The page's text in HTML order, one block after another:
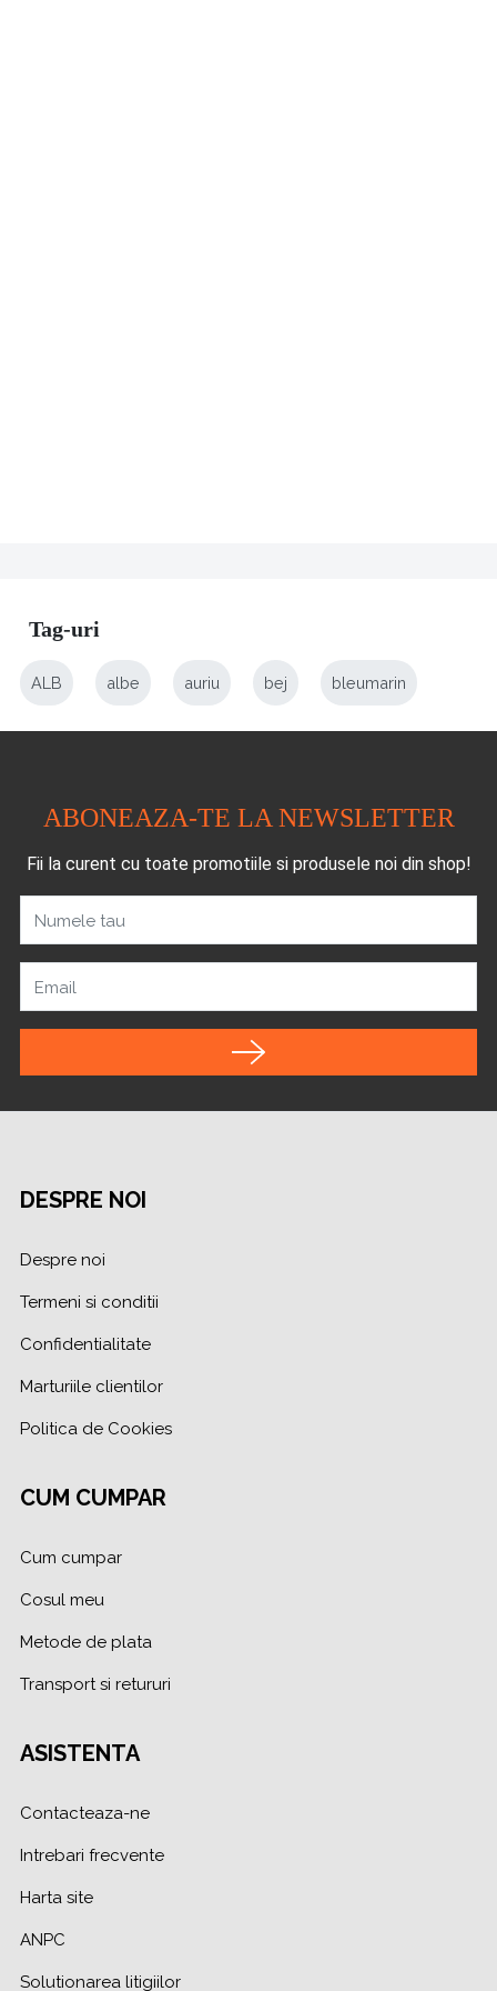
Tag-uri
ALB albe auriu bej bleumarin
ABONEAZA-TE LA NEWSLETTER
Fii la curent cu toate promotiile si produsele noi din shop!
Numele tau
Email
DESPRE NOI
Despre noi
Termeni si conditii
Confidentialitate
Marturiile clientilor
Politica de Cookies
CUM CUMPAR
Cum cumpar
Cosul meu
Metode de plata
Transport si retururi
ASISTENTA
Contacteaza-ne
Intrebari frecvente
Harta site
ANPC
Solutionarea litigiilor